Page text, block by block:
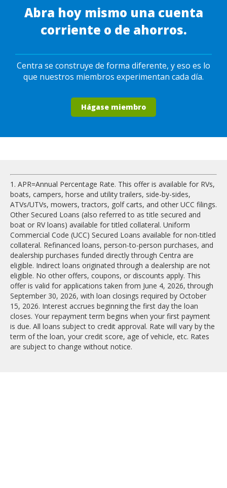
Abra hoy mismo una cuenta
corriente o de ahorros.
Centra se construye de forma diferente, y eso es lo
que nuestros miembros experimentan cada día.
Hágase miembro
1. APR=Annual Percentage Rate. This offer is available for RVs,
boats, campers, horse and utility trailers, side-by-sides,
ATVs/UTVs, mowers, tractors, golf carts, and other UCC filings.
Other Secured Loans (also referred to as title secured and
boat or RV loans) available for titled collateral. Uniform
Commercial Code (UCC) Secured Loans available for non-titled
collateral. Refinanced loans, person-to-person purchases, and
dealership purchases funded directly through Centra are
eligible. Indirect loans originated through a dealership are not
eligible. No other offers, coupons, or discounts apply. This
offer is valid for applications taken from June 4, 2026, through
September 30, 2026, with loan closings required by October
15, 2026. Interest accrues beginning the first day the loan
closes. Your repayment term begins when your first payment
is due. All loans subject to credit approval. Rate will vary by the
term of the loan, your credit score, age of vehicle, etc. Rates
are subject to change without notice.